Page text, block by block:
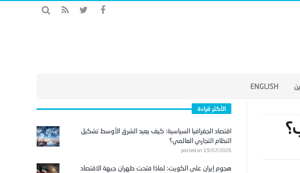
ENGLISH
الأكثر قراءة
اقتصاد الجغرافيا السياسية: كيف يعيد الشرق الأوسط تشكيل
النظام التجاري العالمي؟
posted on 19/07/2026
هجوم إيران على الكويت: لماذا فتحت طهران جبهة الاقتصاد